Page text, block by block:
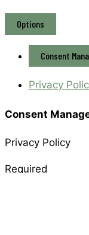
Options
Consent
Privacy
Consent
Privacy Policy
Required